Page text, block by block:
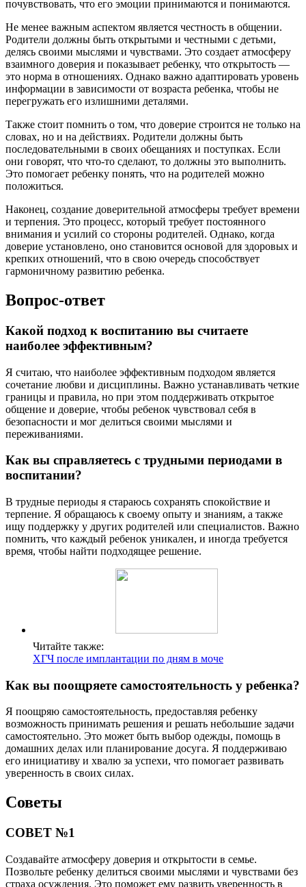
почувствовать, что его эмоции принимаются и понимаются.
Не менее важным аспектом является честность в общении.
Родители должны быть открытыми и честными с детьми,
делясь своими мыслями и чувствами. Это создает атмосферу
взаимного доверия и показывает ребенку, что открытость —
это норма в отношениях. Однако важно адаптировать уровень
информации в зависимости от возраста ребенка, чтобы не
перегружать его излишними деталями.
Также стоит помнить о том, что доверие строится не только на
словах, но и на действиях. Родители должны быть
последовательными в своих обещаниях и поступках. Если
они говорят, что что-то сделают, то должны это выполнить.
Это помогает ребенку понять, что на родителей можно
положиться.
Наконец, создание доверительной атмосферы требует времени
и терпения. Это процесс, который требует постоянного
внимания и усилий со стороны родителей. Однако, когда
доверие установлено, оно становится основой для здоровых и
крепких отношений, что в свою очередь способствует
гармоничному развитию ребенка.
Вопрос-ответ
Какой подход к воспитанию вы считаете
наиболее эффективным?
Я считаю, что наиболее эффективным подходом является
сочетание любви и дисциплины. Важно устанавливать четкие
границы и правила, но при этом поддерживать открытое
общение и доверие, чтобы ребенок чувствовал себя в
безопасности и мог делиться своими мыслями и
переживаниями.
Как вы справляетесь с трудными периодами в
воспитании?
В трудные периоды я стараюсь сохранять спокойствие и
терпение. Я обращаюсь к своему опыту и знаниям, а также
ищу поддержку у других родителей или специалистов. Важно
помнить, что каждый ребенок уникален, и иногда требуется
время, чтобы найти подходящее решение.
Читайте также:
ХГЧ после имплантации по дням в моче
Как вы поощряете самостоятельность у ребенка?
Я поощряю самостоятельность, предоставляя ребенку
возможность принимать решения и решать небольшие задачи
самостоятельно. Это может быть выбор одежды, помощь в
домашних делах или планирование досуга. Я поддерживаю
его инициативу и хвалю за успехи, что помогает развивать
уверенность в своих силах.
Советы
СОВЕТ №1
Создавайте атмосферу доверия и открытости в семье.
Позвольте ребенку делиться своими мыслями и чувствами без
страха осуждения. Это поможет ему развить уверенность в